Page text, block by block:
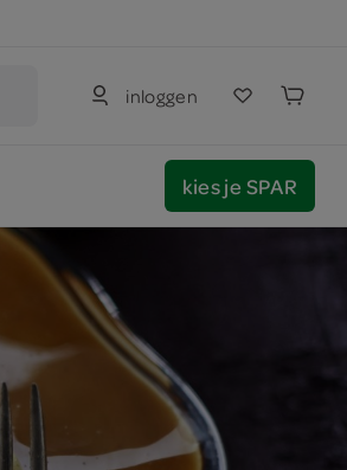
inloggen
kies je SPAR